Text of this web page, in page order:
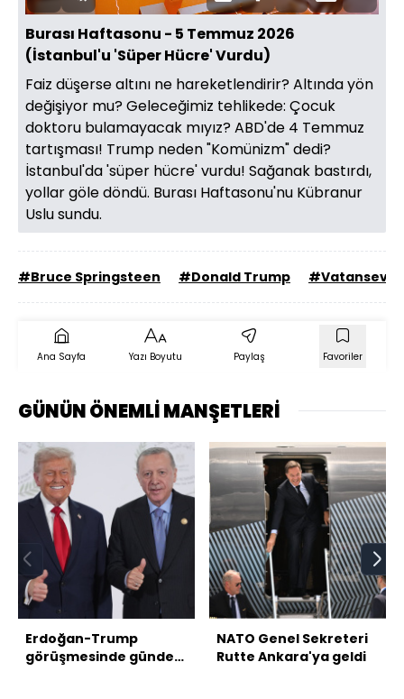
Aç
Hızı
oynatıcıEkran
Burası Haftasonu - 5 Temmuz 2026
(İstanbul'u 'Süper Hücre' Vurdu)
Faiz düşerse altını ne hareketlendirir? Altında yön
değişiyor mu? Geleceğimiz tehlikede: Çocuk
doktoru bulamayacak mıyız? ABD'de 4 Temmuz
tartışması! Trump neden "Komünizm" dedi?
İstanbul'da 'süper hücre' vurdu! Sağanak bastırdı,
yollar göle döndü. Burası Haftasonu'nu Kübranur
Uslu sundu.
#Bruce Springsteen #Donald Trump #Vatansever
Ana Sayfa Yazı Boyutu Paylaş Favoriler
GÜNÜN ÖNEMLİ MANŞETLERİ
Erdoğan-Trump
görüşmesinde gündem
NATO Genel Sekreteri
Rutte Ankara'ya geldi